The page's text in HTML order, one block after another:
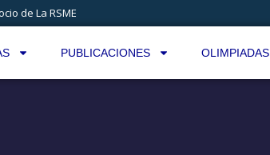
de La RSME
PUBLICACIONES OLIMPIADAS